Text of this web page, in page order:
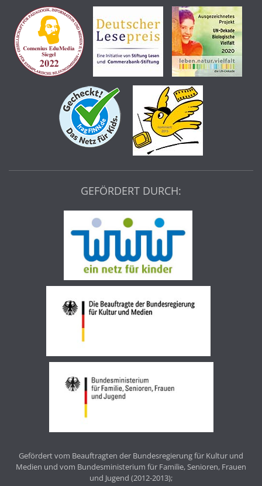
GEFÖRDERT DURCH:
Gefördert vom Beauftragten der Bundesregierung für Kultur und
Medien und vom Bundesministerium für Familie, Senioren, Frauen
und Jugend (2012-2013);